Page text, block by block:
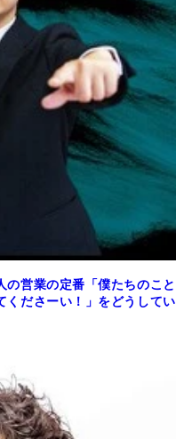
の営業の定番「僕たちのこと
くださーい！」をどうしてい